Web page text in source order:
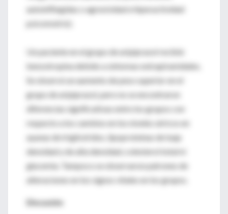
autoinflingidas o agresividad e hiperactividad
psicomotriz).
Un paciente en el grupo de aripiprazol recibió
benzotropina debido a síntomas extrapiramidales.
Se observó un aumento de peso superior en el
grupo de aripiprazol, pero no se encontraron
diferencias significativas entre los grupos con
respecto a los cambios en los niveles séricos en
ayunas de triglicéridos, lipoproteínas de baja
densidad y de alta densidad, colesterol total ni
glucemia. Tampoco se observaron patrones de
alteraciones en los signos vitales en los grupos.
Discusión